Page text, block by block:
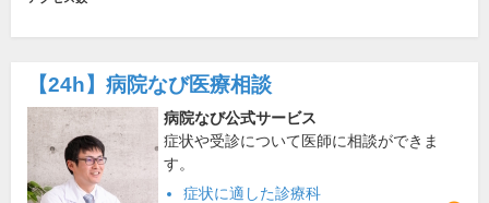
【24h】 病院なび医療相談
病院なび公式サービス
症状や受診について医師に相談ができま
す。
症状に適した診療科